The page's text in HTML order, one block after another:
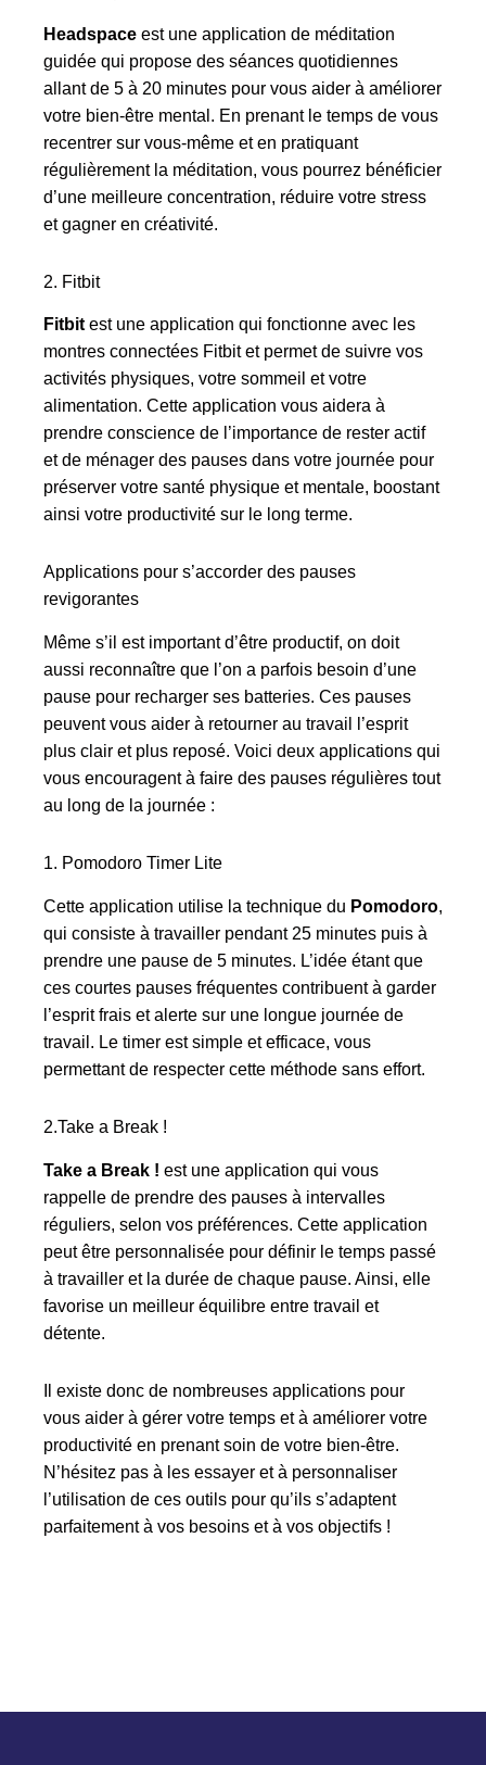
Headspace est une application de méditation
guidée qui propose des séances quotidiennes
allant de 5 à 20 minutes pour vous aider à améliorer
votre bien-être mental. En prenant le temps de vous
recentrer sur vous-même et en pratiquant
régulièrement la méditation, vous pourrez bénéficier
d’une meilleure concentration, réduire votre stress
et gagner en créativité.
2. Fitbit
Fitbitest une application qui fonctionne avec les
montres connectées Fitbit et permet de suivre vos
activités physiques, votre sommeil et votre
alimentation. Cette application vous aidera à
prendre conscience de l’importance de rester actif
et de ménager des pauses dans votre journée pour
préserver votre santé physique et mentale, boostant
ainsi votre productivité sur le long terme.
Applications pour s’accorder des pauses
revigorantes
Même s’il est important d’être productif, on doit
aussi reconnaître que l’on a parfois besoin d’une
pause pour recharger ses batteries. Ces pauses
peuvent vous aider à retourner au travail l’esprit
plus clair et plus reposé. Voici deux applications qui
vous encouragent à faire des pauses régulières tout
au long de la journée :
1. Pomodoro Timer Lite
Cette application utilise la technique du Pomodoro,
qui consiste à travailler pendant 25 minutes puis à
prendre une pause de 5 minutes. L’idée étant que
ces courtes pauses fréquentes contribuent à garder
l’esprit frais et alerte sur une longue journée de
travail. Le timer est simple et efficace, vous
permettant de respecter cette méthode sans effort.
2.Take a Break !
Take a Break ! est une application qui vous
rappelle de prendre des pauses à intervalles
réguliers, selon vos préférences. Cette application
peut être personnalisée pour définir le temps passé
à travailler et la durée de chaque pause. Ainsi, elle
favorise un meilleur équilibre entre travail et
détente.
Il existe donc de nombreuses applications pour
vous aider à gérer votre temps et à améliorer votre
productivité en prenant soin de votre bien-être.
N’hésitez pas à les essayer et à personnaliser
l’utilisation de ces outils pour qu’ils s’adaptent
parfaitement à vos besoins et à vos objectifs !